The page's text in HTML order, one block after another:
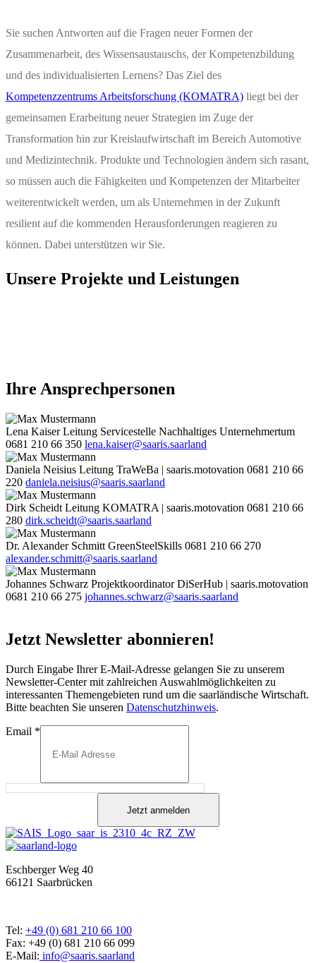
Sie suchen Antworten auf die Fragen neuer Formen der
Zusammenarbeit, des Wissensaustauschs, der Kompetenzbildung
und des individualisierten Lernens? Das Ziel des
Kompetenzzentrums Arbeitsforschung (KOMATRA) liegt bei der
gemeinsamen Erarbeitung neuer Strategien im Zuge der
Transformation hin zur Kreislaufwirtschaft im Bereich Automotive
und Medizintechnik. Produkte und Technologien ändern sich rasant,
so müssen auch die Fähigkeiten und Kompetenzen der Mitarbeiter
weiterentwickelt werden, um als Unternehmen in der Zukunft
resilient auf die kommenden Herausforderungen reagieren zu
können. Dabei unterstützen wir Sie.
Unsere Projekte und Leistungen
Ihre Ansprechpersonen
Lena Kaiser Leitung Servicestelle Nachhaltiges Unternehmertum
0681 210 66 350 lena.kaiser@saaris.saarland
Daniela Neisius Leitung TraWeBa | saaris.motovation 0681 210 66
220 daniela.neisius@saaris.saarland
Dirk Scheidt Leitung KOMATRA | saaris.motovation 0681 210 66
280 dirk.scheidt@saaris.saarland
Dr. Alexander Schmitt GreenSteelSkills 0681 210 66 270
alexander.schmitt@saaris.saarland
Johannes Schwarz Projektkoordinator DiSerHub | saaris.motovation
0681 210 66 275 johannes.schwarz@saaris.saarland
Jetzt Newsletter abonnieren!
Durch Eingabe Ihrer E-Mail-Adresse gelangen Sie zu unserem
Newsletter-Center mit zahlreichen Auswahlmöglichkeiten zu
interessanten Themengebieten rund um die saarländische Wirtschaft.
Bitte beachten Sie unseren Datenschutzhinweis.
Email *
Jetzt anmelden
Eschberger Weg 40
66121 Saarbrücken
Tel: +49 (0) 681 210 66 100
Fax: +49 (0) 681 210 66 099
E-Mail: info@saaris.saarland